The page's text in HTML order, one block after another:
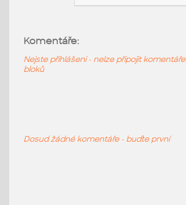
RFA Sezení
Sezení
Komentáře:
Nejste přihlášeni - nelze připojit komentáře
bloků
Dosud žádné komentáře - buďte první